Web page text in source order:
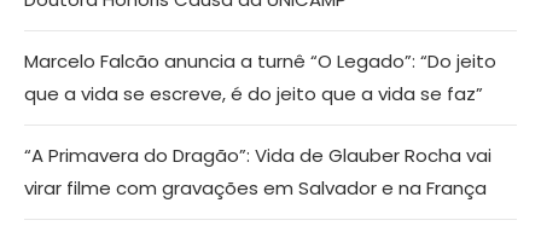
Marcelo Falcão anuncia a turnê “O Legado”: “Do jeito
que a vida se escreve, é do jeito que a vida se faz”
“A Primavera do Dragão”: Vida de Glauber Rocha vai
virar filme com gravações em Salvador e na França